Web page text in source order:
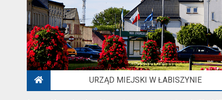
URZĄD MIEJSKI W ŁABISZYNIE